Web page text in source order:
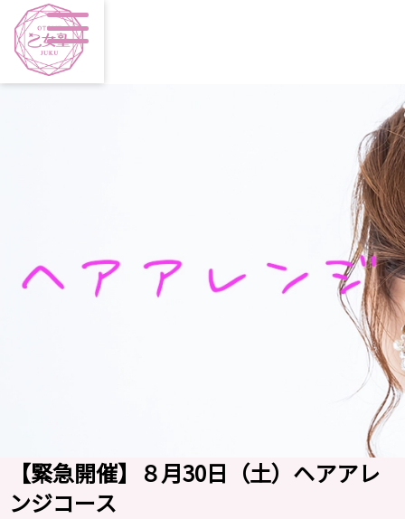
【緊急開催】８月30日（土）ヘアアレ
ンジコース